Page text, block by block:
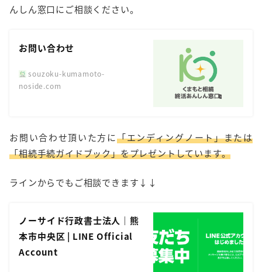
んしん窓口にご相談ください。
お問い合わせ
souzoku-kumamoto-
noside.com
お問い合わせ頂いた方に「エンディングノート」または
「相続手続ガイドブック」をプレゼントしています。
ラインからでもご相談できます↓↓
ノーサイド行政書士法人｜熊
本市中央区 | LINE Official
Account